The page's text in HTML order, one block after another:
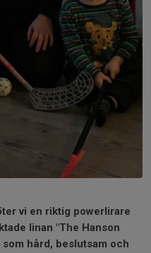
vi en riktig powerlirare
linan "The Hanson
hård, beslutsam och